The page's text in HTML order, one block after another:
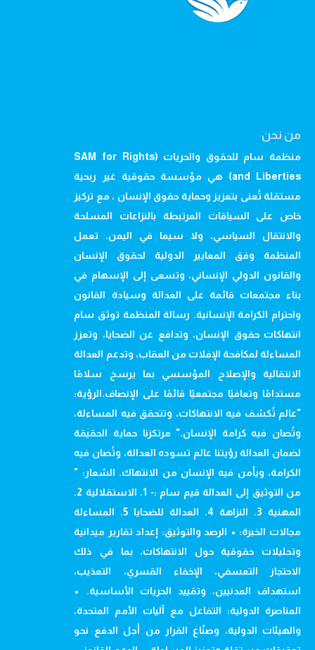
من نحن
منظمة سام للحقوق والحريات (SAM for Rights
and Liberties) هي مؤسسة حقوقية غير ربحية
مستقلة تُعنى بتعزيز وحماية حقوق الإنسان ، مع تركيز
خاص على السياقات المرتبطة بالنزاعات المسلحة
والانتقال السياسي، ولا سيما في اليمن. تعمل
المنظمة وفق المعايير الدولية لحقوق الإنسان
والقانون الدولي الإنساني، وتسعى إلى الإسهام في
بناء مجتمعات قائمة على العدالة وسيادة القانون
واحترام الكرامة الإنسانية. رسالة المنظمة توثق سام
انتهاكات حقوق الإنسان، وتدافع عن الضحايا، وتعزز
المساءلة لمكافحة الإفلات من العقاب، وتدعم العدالة
الانتقالية والإصلاح المؤسسي بما يرسخ سلامًا
مستدامًا وتعافيًا مجتمعيًا قائمًا على الإنصاف.الرؤية:
"عالم تُكشف فيه الانتهاكات، وتتحقق فيه المساءلة،
وتُصان فيه كرامة الإنسان." مرتكزنا حماية الحقيقة
لضمان العدالة رؤيتنا عالم تسوده العدالة، وتُصان فيه
الكرامة، ويأمن فيه الإنسان من الانتهاك. الشعار: "
من التوثيق إلى العدالة قيم سام :- 1. الاستقلالية 2.
المهنية 3. النزاهة 4. العدالة للضحايا 5. المساءلة
مجالات الخبرة: • الرصد والتوثيق: إعداد تقارير ميدانية
وتحليلات حقوقية حول الانتهاكات، بما في ذلك
الاحتجاز التعسفي، الإخفاء القسري، التعذيب،
استهداف المدنيين، وتقييد الحريات الأساسية. •
المناصرة الدولية: التفاعل مع آليات الأمم المتحدة،
والهيئات الدولية، وصنّاع القرار من أجل الدفع نحو